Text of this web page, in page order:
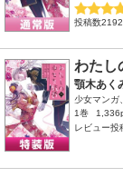
投稿数
わたし
顎木あく
少女マンガ
1巻
レビュー投